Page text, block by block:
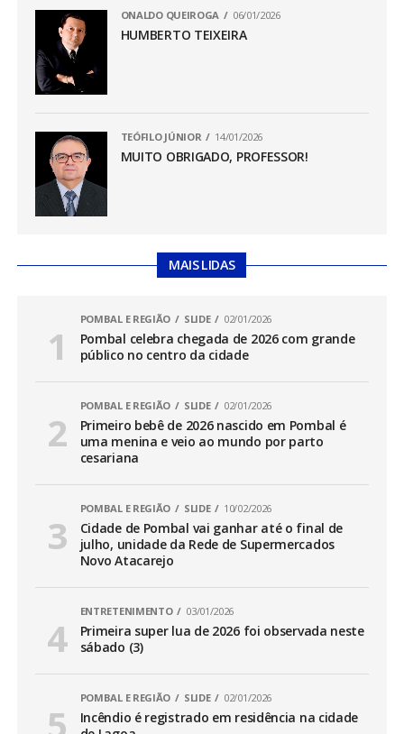
ONALDO QUEIROGA 06/01/2026
HUMBERTO TEIXEIRA
TEÓFILO JÚNIOR 14/01/2026
MUITO OBRIGADO, PROFESSOR!
MAIS LIDAS
POMBAL E REGIÃO SLIDE 02/01/2026
Pombal celebra chegada de 2026 com grande
público no centro da cidade
POMBAL E REGIÃO SLIDE 02/01/2026
Primeiro bebê de 2026 nascido em Pombal é
uma menina e veio ao mundo por parto
cesariana
POMBAL E REGIÃO SLIDE 10/02/2026
Cidade de Pombal vai ganhar até o final de
julho, unidade da Rede de Supermercados
Novo Atacarejo
ENTRETENIMENTO 03/01/2026
Primeira super lua de 2026 foi observada neste
sábado (3)
POMBAL E REGIÃO SLIDE 02/01/2026
Incêndio é registrado em residência na cidade